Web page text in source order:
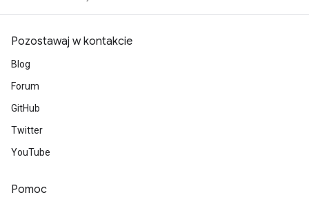
Pozostawaj w kontakcie
Blog
Forum
GitHub
Twitter
YouTube
Pomoc